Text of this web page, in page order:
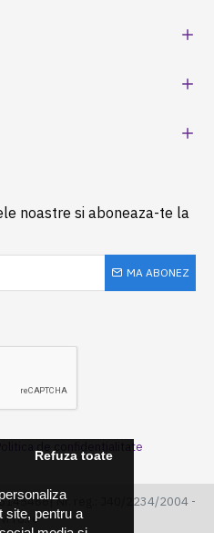
site, pentru a
Refuza toate
noastre si aboneaza-te la
MA ABONEZ
Politica de confidentialitate
Nr. reg.: J40/2234/2004 -